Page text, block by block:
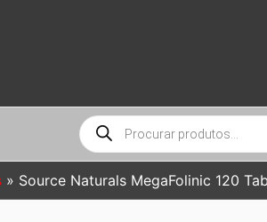
Pesquisar
produtos
Source Naturals MegaFolinic 120